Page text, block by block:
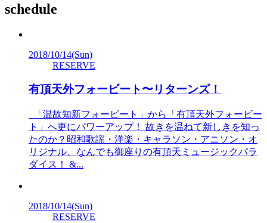
schedule
2018/10/14(Sun)
RESERVE
有頂天外フォービート〜リターンズ！
「温故知新フォービート」から「有頂天外フォービー
ト」へ更にパワーアップ！ 故きを温ねて新しきを知っ
たのか？昭和歌謡・洋楽・キャラソン・アニソン・オ
リジナル、なんでも御座りの有頂天ミュージックパラ
ダイス！ &...
2018/10/14(Sun)
RESERVE